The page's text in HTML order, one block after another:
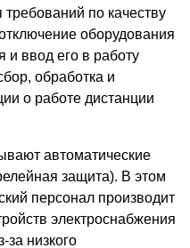
по качеству
оборудования
и ввод его в работу
обработка и
о работе дистанции
автоматические
защита). В этом
персонал производит
электроснабжения
за низкого